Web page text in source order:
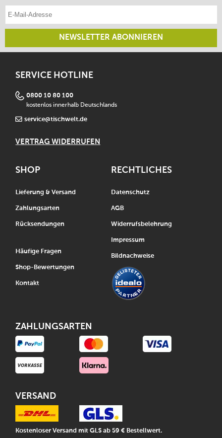
NEWSLETTER ABONNIEREN
SERVICE HOTLINE
0800 10 80 100
kostenlos innerhalb Deutschlands
service@tischwelt.de
VERTRAG WIDERRUFEN
SHOP
Lieferung & Versand
Zahlungsarten
Rücksendungen
Häufige Fragen
Shop-Bewertungen
Kontakt
RECHTLICHES
Datenschutz
AGB
Widerrufsbelehrung
Impressum
Bildnachweise
ZAHLUNGSARTEN
VERSAND
Kostenloser Versand mit GLS ab 59 € Bestellwert.